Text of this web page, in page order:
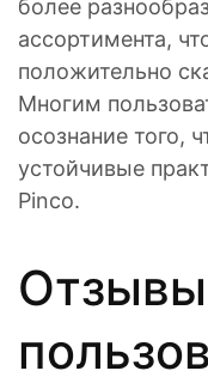
более
ассортимента,
положительно
Многим
осознание того,
устойчивые
Pinco.
Отзывы